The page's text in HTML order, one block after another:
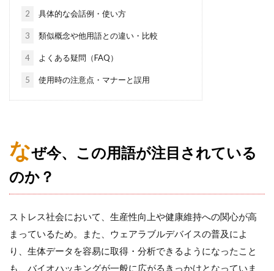
2 具体的な会話例・使い方
3 類似概念や他用語との違い・比較
4 よくある疑問（FAQ）
5 使用時の注意点・マナーと誤用
なぜ今、この用語が注目されている
のか？
ストレス社会において、生産性向上や健康維持への関心が高
まっているため。また、ウェアラブルデバイスの普及によ
り、生体データを容易に取得・分析できるようになったこと
も、バイオハッキングが一般に広がるきっかけとなっていま